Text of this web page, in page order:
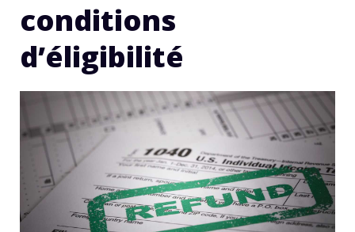
conditions
d’éligibilité